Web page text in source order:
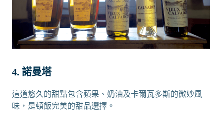
4. 諾曼塔
這道悠久的甜點包含蘋果、奶油及卡爾瓦多斯的微妙風
味，是頓飯完美的甜品選擇。